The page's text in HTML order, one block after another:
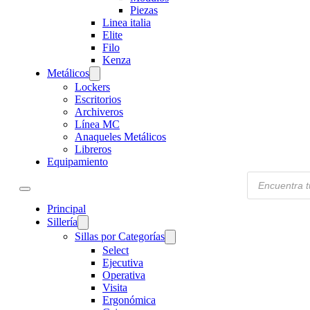
Piezas
Linea italia
Elite
Filo
Kenza
Metálicos
Lockers
Escritorios
Archiveros
Línea MC
Anaqueles Metálicos
Libreros
Equipamiento
Principal
Sillería
Sillas por Categorías
Select
Ejecutiva
Operativa
Visita
Ergonómica
Products
search